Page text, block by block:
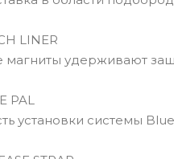
LINER
удерживают
PAL
установки системы